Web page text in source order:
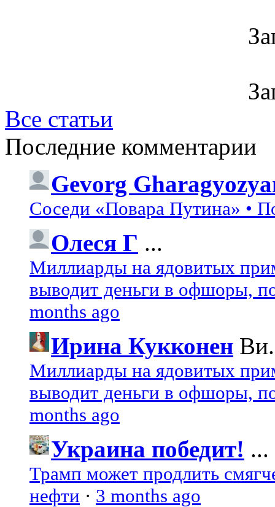
Все статьи
Последние комментарии
Gevorg
Соседи «Повара Путина» •
Олеся Г ...
Миллиарды на ядовитых
выводит деньги в офшоры,
months ago
Ирина Кукконен
Миллиарды на ядовитых
выводит деньги в офшоры,
months ago
Украина победит! ...
Трамп может продлить
нефти · 3 months ago